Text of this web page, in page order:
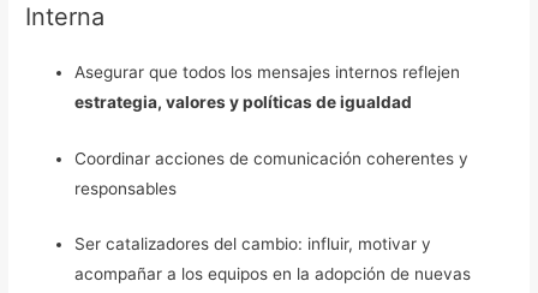
Interna
Asegurar que todos los mensajes internos reflejen
estrategia, valores y políticas de igualdad
Coordinar acciones de comunicación coherentes y
responsables
Ser catalizadores del cambio: influir, motivar y
acompañar a los equipos en la adopción de nuevas